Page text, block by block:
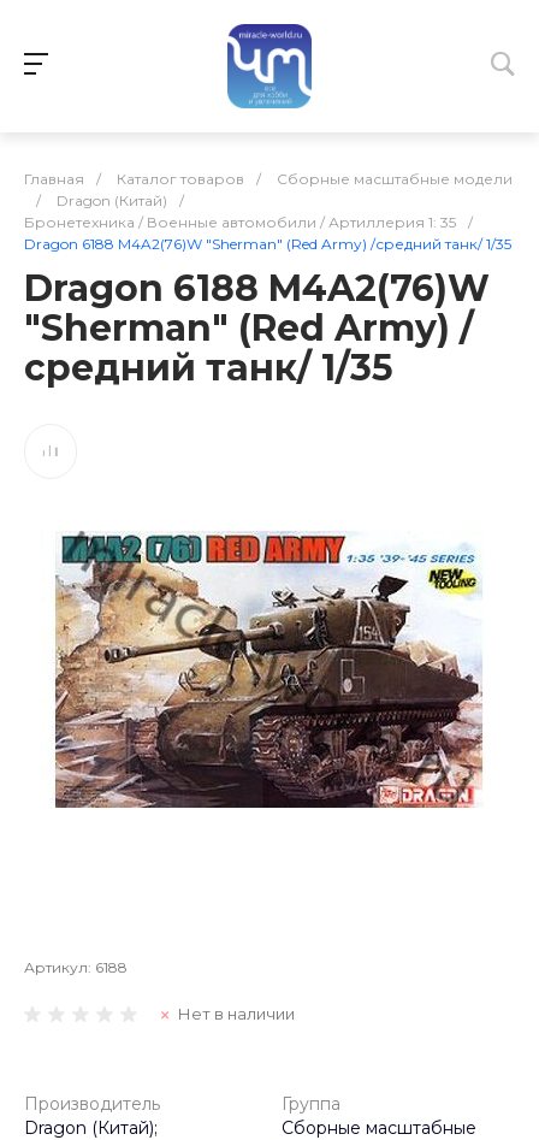
Главная / Каталог товаров /
Сборные масштабные модели
/
Dragon (Китай)
/
Бронетехника / Военные автомобили / Артиллерия 1: 35
/
Dragon 6188 M4A2(76)W "Sherman" (Red Army) /средний танк/ 1/35
Dragon 6188 M4A2(76)W
"Sherman" (Red Army) /
средний танк/ 1/35
Артикул: 6188
Нет в наличии
Производитель
Dragon (Китай);
Группа
Сборные масштабные